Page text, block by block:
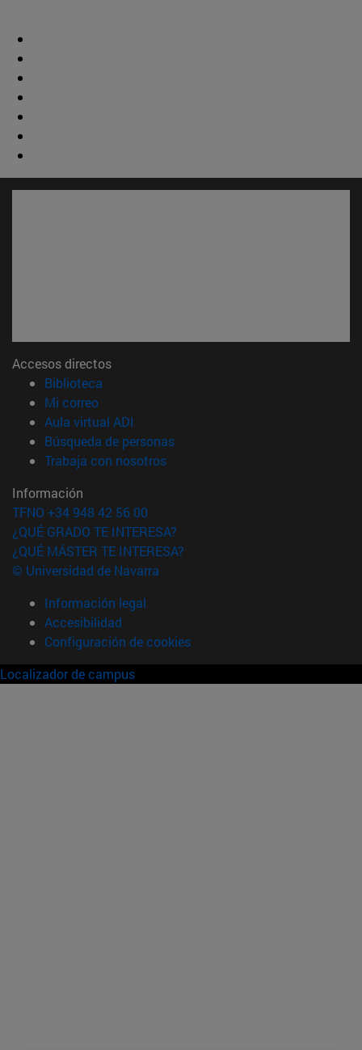
Accesos directos
Biblioteca
Mi correo(abre en nueva ventana)
Aula virtual ADI
Búsqueda de personas(abre en nueva ventana)
Trabaja con nosotros(abre en nueva ventana)
Información
TFNO +34 948 42 56 00
¿QUÉ GRADO TE INTERESA?
¿QUÉ MÁSTER TE INTERESA?
© Universidad de Navarra
Información legal
Accesibilidad
Configuración de cookies
Localizador de campus